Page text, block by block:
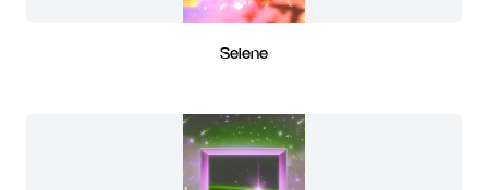
Selene